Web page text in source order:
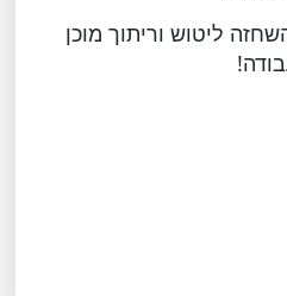
ליטוש וריתוך מוכן